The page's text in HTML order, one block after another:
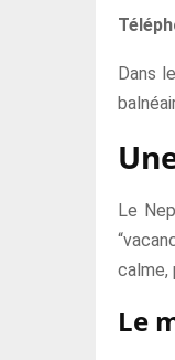
Dans
Le
calme,
Le